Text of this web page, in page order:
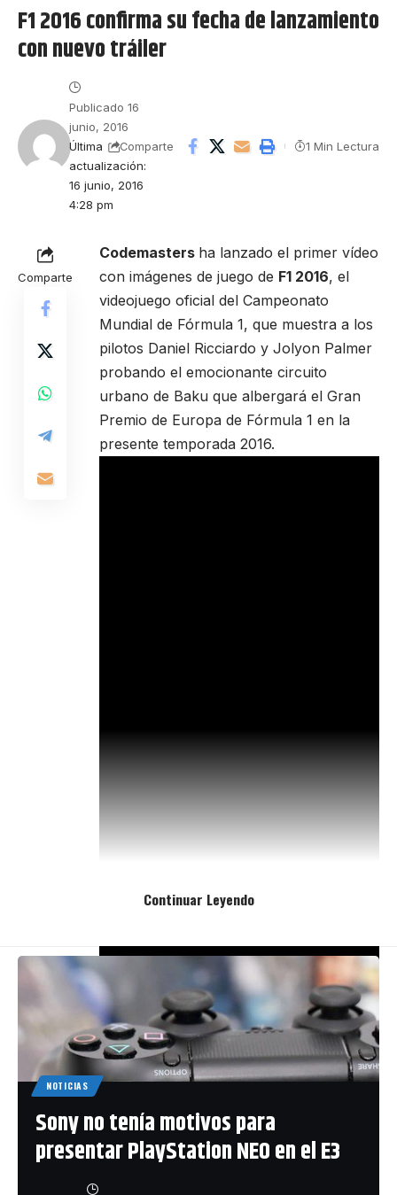
F1 2016 confirma su fecha de lanzamiento
con nuevo tráiler
Última
actualización:
16 junio, 2016
4:28 pm
Publicado 16
junio, 2016
Comparte 1 Min Lectura
Comparte
Codemasters ha lanzado el primer vídeo
con imágenes de juego de F1 2016, el
videojuego oficial del Campeonato
Mundial de Fórmula 1, que muestra a los
pilotos Daniel Ricciardo y Jolyon Palmer
probando el emocionante circuito
urbano de Baku que albergará el Gran
Premio de Europa de Fórmula 1 en la
presente temporada 2016.
El vídeo muestra como los pilotos
Ricciardo, de Red Bull Racing, y Jolyon
, de la escudería Renault Sport
Continuar Leyendo
NOTICIAS
Sony no tenía motivos para
presentar PlayStation NEO en el E3